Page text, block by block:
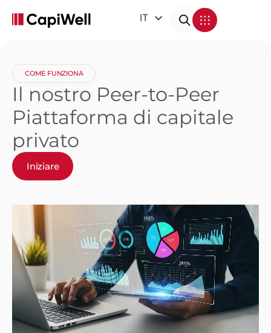
IT
COME FUNZIONA
Il nostro Peer-to-Peer
Piattaforma di capitale
privato
Iniziare